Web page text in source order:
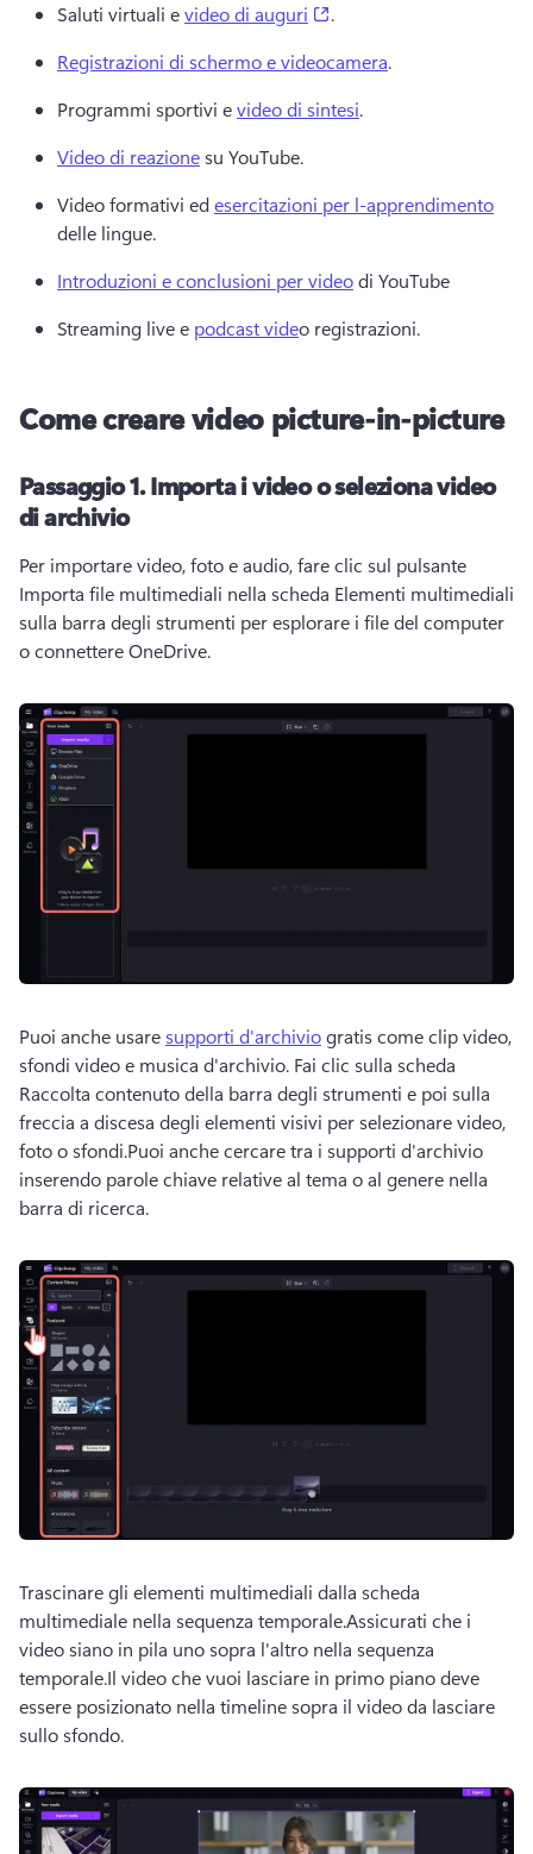
Saluti virtuali e video di auguri
.
Registrazioni di schermo e videocamera.
Programmi sportivi e video di sintesi.
Video di reazione su YouTube.
Video formativi ed esercitazioni per l-apprendimento
delle lingue.
Introduzioni e conclusioni per video di YouTube
Streaming live e podcast video registrazioni.
Come creare video picture-in-picture
Passaggio 1. Importa i video o seleziona video
di archivio
Per importare video, foto e audio, fare clic sul pulsante
Importa file multimediali nella scheda Elementi multimediali
sulla barra degli strumenti per esplorare i file del computer
o connettere OneDrive.
Puoi anche usare supporti d'archivio gratis come clip video,
sfondi video e musica d'archivio. Fai clic sulla scheda
Raccolta contenuto della barra degli strumenti e poi sulla
freccia a discesa degli elementi visivi per selezionare video,
foto o sfondi.Puoi anche cercare tra i supporti d'archivio
inserendo parole chiave relative al tema o al genere nella
barra di ricerca.
Trascinare gli elementi multimediali dalla scheda
multimediale nella sequenza temporale.Assicurati che i
video siano in pila uno sopra l'altro nella sequenza
temporale.Il video che vuoi lasciare in primo piano deve
essere posizionato nella timeline sopra il video da lasciare
sullo sfondo.